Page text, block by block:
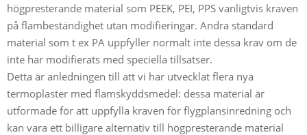
högpresterande material som PEEK, PEI, PPS vanligtvis kraven
på flambeständighet utan modifieringar. Andra standard
material som t ex PA uppfyller normalt inte dessa krav om de
inte har modifierats med speciella tillsatser.
Detta är anledningen till att vi har utvecklat flera nya
termoplaster med flamskyddsmedel: dessa material är
utformade för att uppfylla kraven för flygplansinredning och
kan vara ett billigare alternativ till högpresterande material